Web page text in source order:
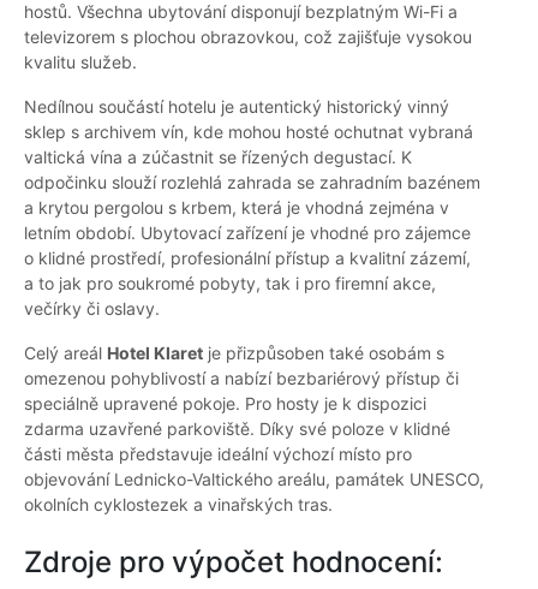
hostů. Všechna ubytování disponují bezplatným Wi-Fi a
televizorem s plochou obrazovkou, což zajišťuje vysokou
kvalitu služeb.
Nedílnou součástí hotelu je autentický historický vinný
sklep s archivem vín, kde mohou hosté ochutnat vybraná
valtická vína a zúčastnit se řízených degustací. K
odpočinku slouží rozlehlá zahrada se zahradním bazénem
a krytou pergolou s krbem, která je vhodná zejména v
letním období. Ubytovací zařízení je vhodné pro zájemce
o klidné prostředí, profesionální přístup a kvalitní zázemí,
a to jak pro soukromé pobyty, tak i pro firemní akce,
večírky či oslavy.
Celý areál Hotel Klaret je přizpůsoben také osobám s
omezenou pohyblivostí a nabízí bezbariérový přístup či
speciálně upravené pokoje. Pro hosty je k dispozici
zdarma uzavřené parkoviště. Díky své poloze v klidné
části města představuje ideální výchozí místo pro
objevování Lednicko-Valtického areálu, památek UNESCO,
okolních cyklostezek a vinařských tras.
Zdroje pro výpočet hodnocení: